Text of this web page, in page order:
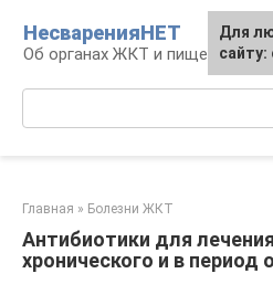
контенту
НесваренияНЕТ
Об органах ЖКТ и пищеварении
Главная » Болезни ЖКТ
Антибиотики для
хронического и в период
Для
сайту: